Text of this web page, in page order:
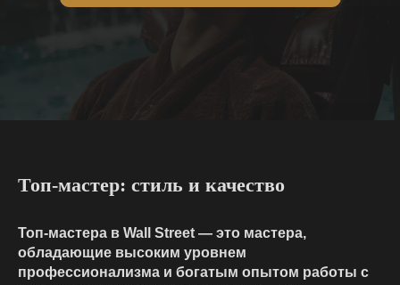
Топ-мастер: стиль и качество
Топ-мастера в Wall Street — это мастера,
обладающие высоким уровнем
профессионализма и богатым опытом работы с